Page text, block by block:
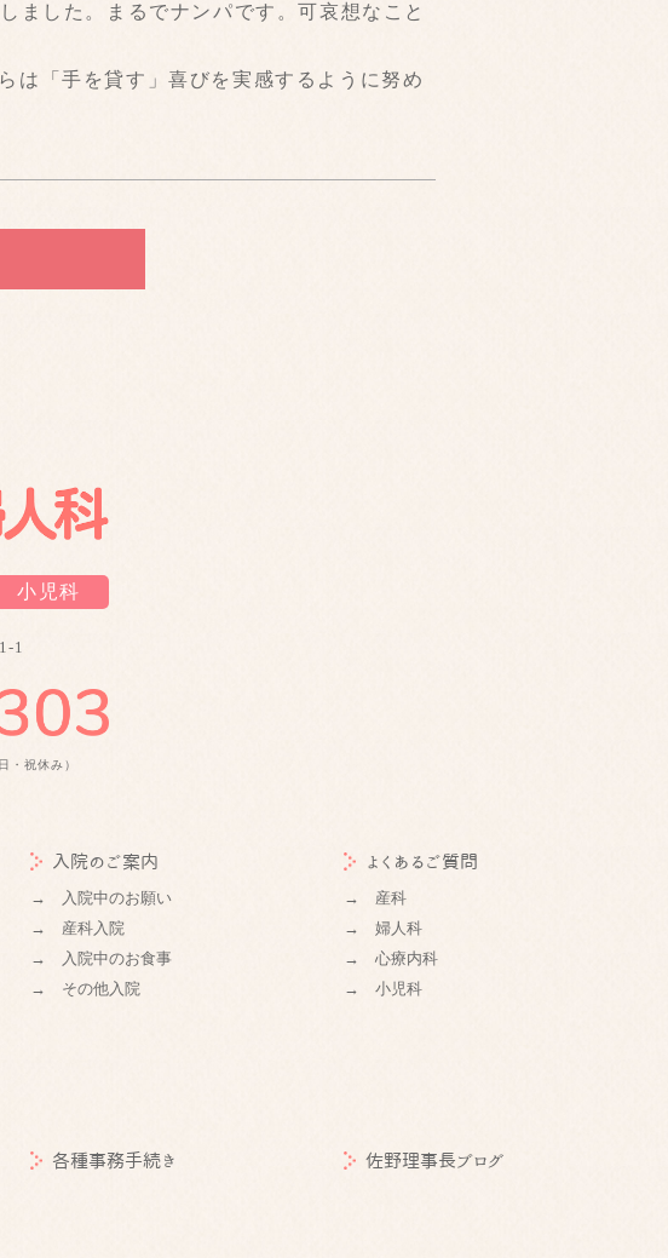
ました。まるでナンパです。可哀想なこと
は「手を貸す」喜びを実感するように努め
小児科
1
祝休み）
入院のご案内
→ 入院中のお願い
→ 産科入院
→ 入院中のお食事
→ その他入院
よくあるご質問
→ 産科
→ 婦人科
→ 心療内科
→ 小児科
各種事務手続き 佐野理事長ブログ